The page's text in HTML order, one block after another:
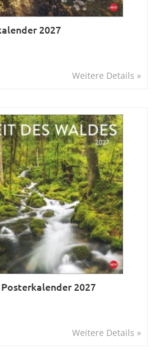
2027
Weitere Details »
2027
Weitere Details »